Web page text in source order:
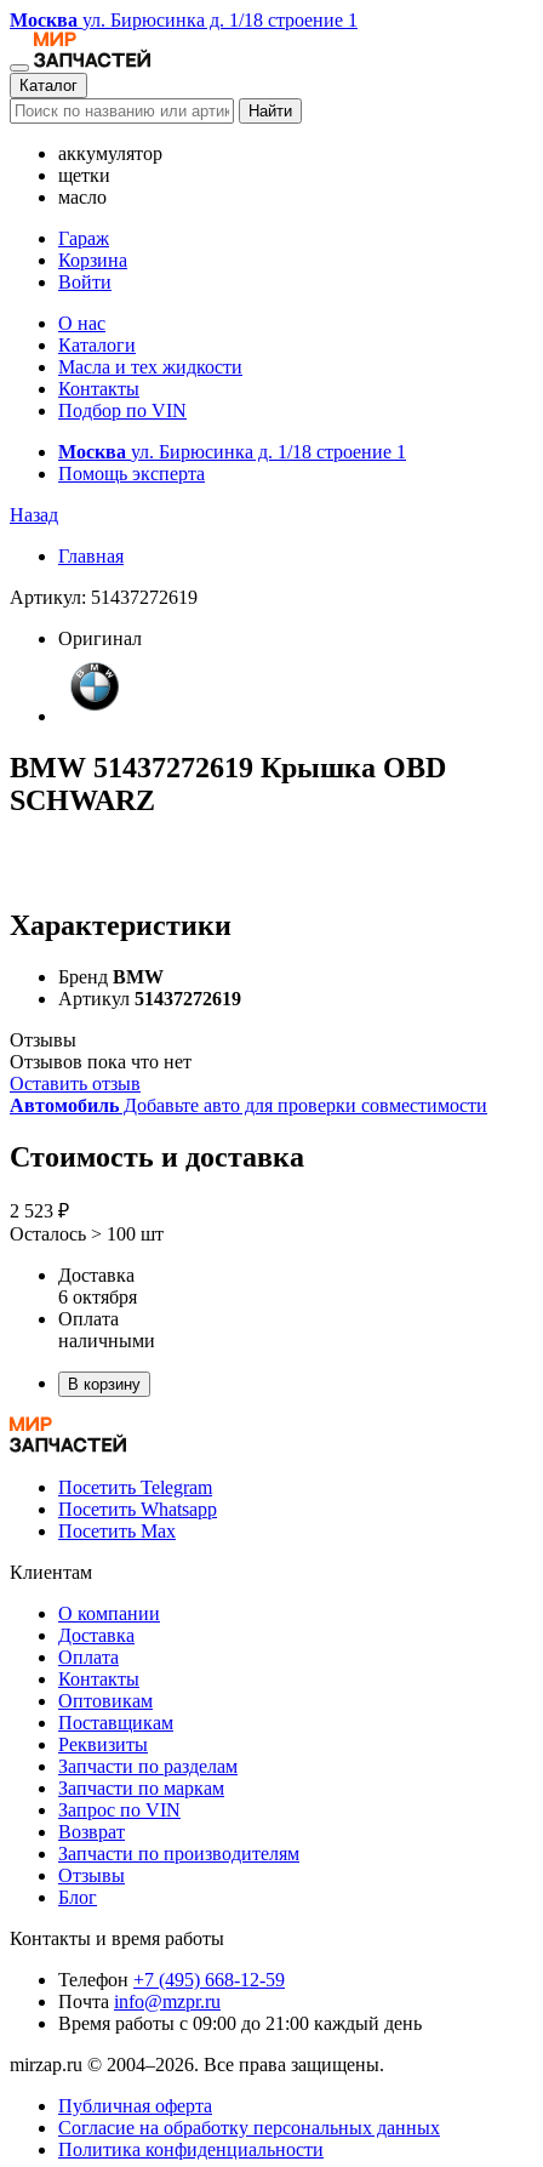
Москва ул. Бирюсинка д. 1/18 строение 1
Каталог
Найти
аккумулятор
щетки
масло
Гараж
Корзина
Войти
О нас
Каталоги
Масла и тех жидкости
Контакты
Подбор по VIN
Москва ул. Бирюсинка д. 1/18 строение 1
Помощь эксперта
Назад
Главная
Артикул: 51437272619
Оригинал
BMW 51437272619 Крышка OBD
SCHWARZ
Характеристики
Бренд BMW
Артикул 51437272619
Отзывы
Отзывов пока что нет
Оставить отзыв
Автомобиль Добавьте авто для проверки совместимости
Стоимость и доставка
2 523 ₽
Осталось > 100 шт
Доставка
6 октября
Оплата
наличными
В корзину
Посетить Telegram
Посетить Whatsapp
Посетить Max
Клиентам
О компании
Доставка
Оплата
Контакты
Оптовикам
Поставщикам
Реквизиты
Запчасти по разделам
Запчасти по маркам
Запрос по VIN
Возврат
Запчасти по производителям
Отзывы
Блог
Контакты и время работы
Телефон +7 (495) 668-12-59
Почта info@mzpr.ru
Время работы с 09:00 до 21:00 каждый день
mirzap.ru © 2004–2026. Все права защищены.
Публичная оферта
Согласие на обработку персональных данных
Политика конфиденциальности